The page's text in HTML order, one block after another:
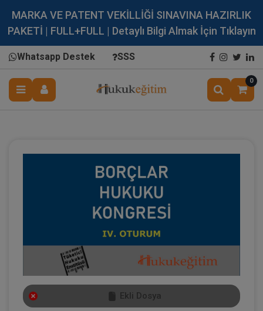
MARKA VE PATENT VEKİLLİĞİ SINAVINA HAZIRLIK
PAKETİ | FULL+FULL | Detaylı Bilgi Almak İçin Tıklayın
Whatsapp Destek SSS
0
Ekli Dosya